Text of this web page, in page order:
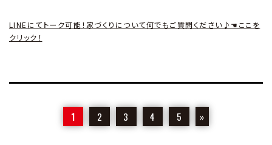
LINEにてトーク可能！家づくりについて何でもご質問ください♪☚ここを
クリック！
1 2 3 4 5 »